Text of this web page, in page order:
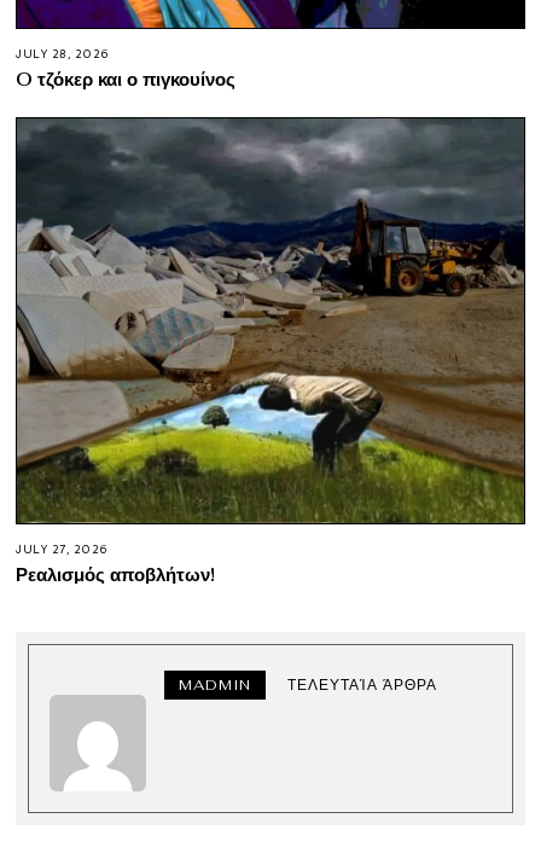
JULY 28, 2026
O τζόκερ και ο πιγκουίνος
JULY 27, 2026
Ρεαλισμός αποβλήτων!
MADMIN ΤΕΛΕΥΤΑΊΑ ΆΡΘΡΑ